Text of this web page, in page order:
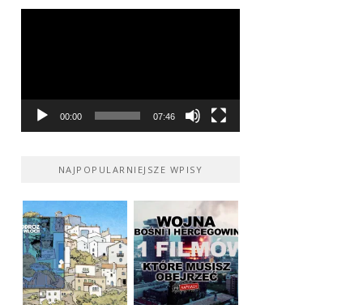
00:00 07:46
NAJPOPULARNIEJSZE WPISY